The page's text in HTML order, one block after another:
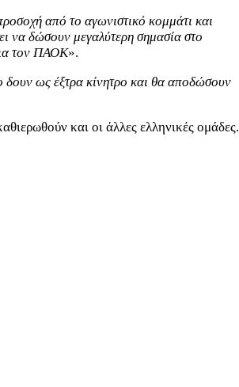
από το αγωνιστικό κομμάτι και
να δώσουν μεγαλύτερη σημασία στο
τον ΠΑΟΚ».
δουν ως έξτρα κίνητρο και θα αποδώσουν
και οι άλλες ελληνικές ομάδες.